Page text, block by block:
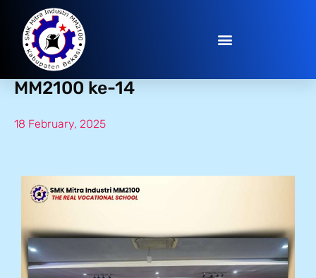
Dies Natalis SMK Mitra Industri
MM2100 ke-14
18 February, 2025